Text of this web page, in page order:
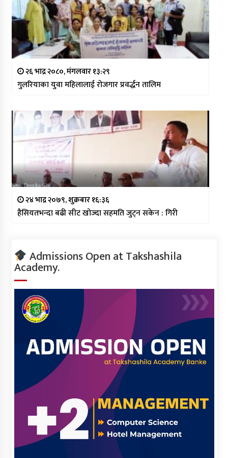
२६ भाद्र २०८०, मंगलवार १३:२९
गुलरियाका युवा महिलालाई रोजगार प्रवर्द्धन तालिम
२४ भाद्र २०७९, शुक्रबार १६:३६
हैसियतभन्दा बढी सीट खोज्दा सहमति जुट्न सकेन : गिरी
Admissions Open at Takshashila
Academy.